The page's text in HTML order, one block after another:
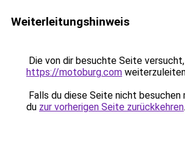
Weiterleitungshinweis
Die von dir besuchte Seite
https://motoburg.com
Falls du diese Seite nicht
du zur vorherigen Seite zurückkehren.